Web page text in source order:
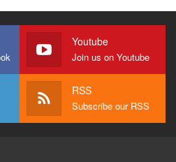
Youtube
Join us on Youtube
RSS
Subscribe our RSS